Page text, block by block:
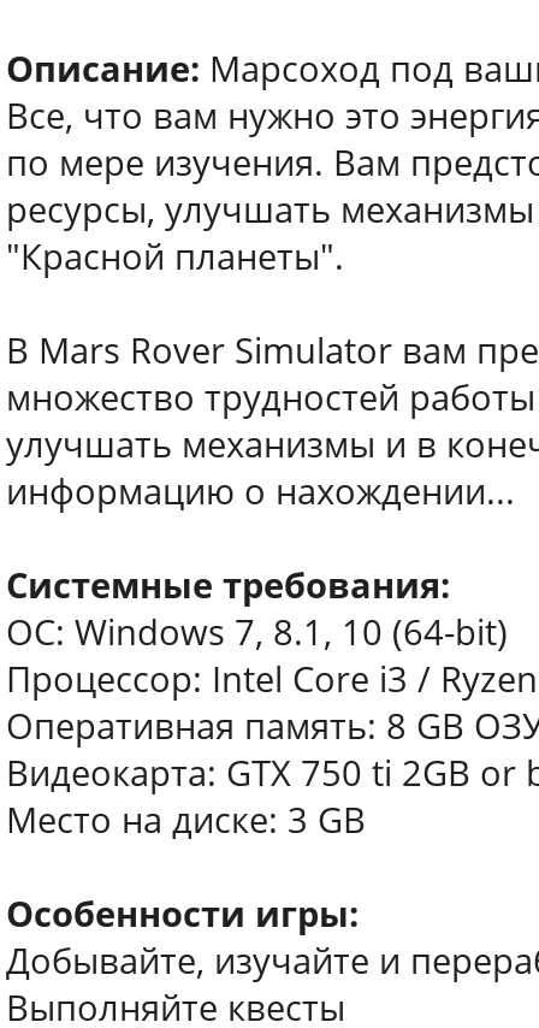
Описание: Марсоход под
Все, что вам нужно это
по мере изучения. Вам
ресурсы, улучшать
"Красной планеты".
В Mars Rover Simulator вам
множество трудностей
улучшать механизмы и в
информацию о нахождении...
Системные требования:
ОС: Windows 7, 8.1, 10 (64-bit)
Процессор: Intel Core i3 /
Оперативная память: 8 GB
Видеокарта: GTX 750 ti 2GB or
Место на диске: 3 GB
Особенности игры:
Добывайте, изучайте и
Выполняйте квесты